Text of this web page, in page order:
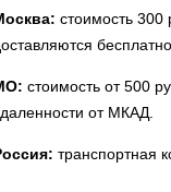
стоимость 300
стоимость от 500
от МКАД.
транспортная